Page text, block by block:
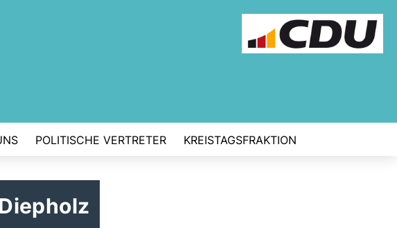
POLITISCHE VERTRETER KREISTAGSFRAKTION